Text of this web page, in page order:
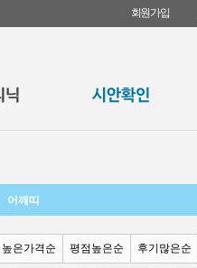
회원가입
어깨띠
높은가격순 평점높은순 후기많은순